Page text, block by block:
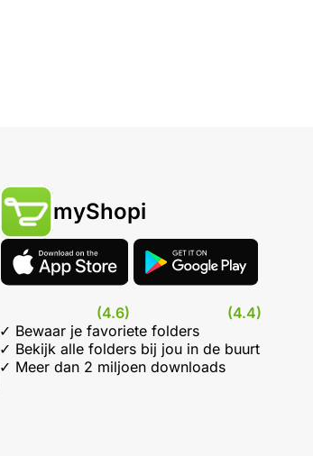
myShopi
(4.6)
(4.4)
✓ Bewaar je favoriete folders
✓ Bekijk alle folders bij jou in de buurt
✓ Meer dan 2 miljoen downloads